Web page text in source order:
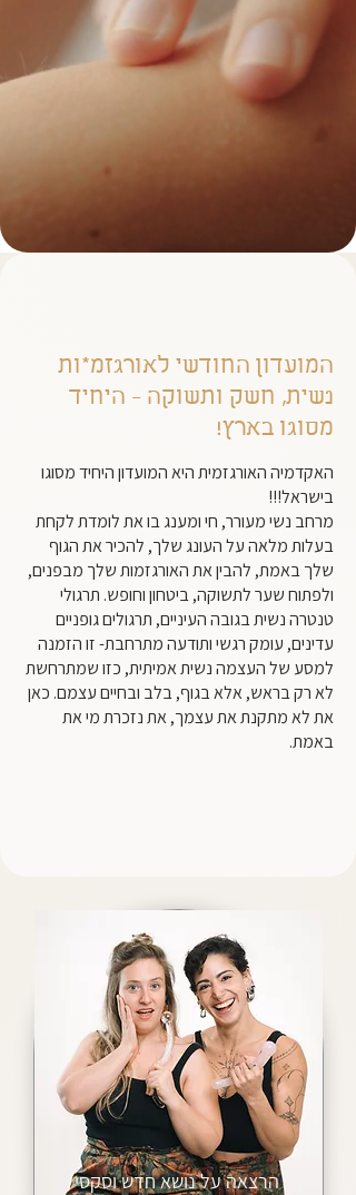
המועדון החודשי לאורגזמ*ות
נשית, חשק ותשוקה - היחיד
מסוגו בארץ!
האקדמיה האורגזמית היא המועדון היחיד מסוגו
בישראל!!!
מרחב נשי מעורר, חי ומענג בו את לומדת לקחת
בעלות מלאה על העונג שלך, להכיר את הגוף
שלך באמת, להבין את האורגזמות שלך מבפנים,
ולפתוח שער לתשוקה, ביטחון וחופש. תרגולי
טנטרה נשית בגובה העיניים, תרגולים גופניים
עדינים, עומק רגשי ותודעה מתרחבת- זו הזמנה
למסע של העצמה נשית אמיתית, כזו שמתרחשת
לא רק בראש, אלא בגוף, בלב ובחיים עצמם. כאן
את לא מתקנת את עצמך, את נזכרת מי את
באמת.
הרצאה על נושא חדש וסקסי